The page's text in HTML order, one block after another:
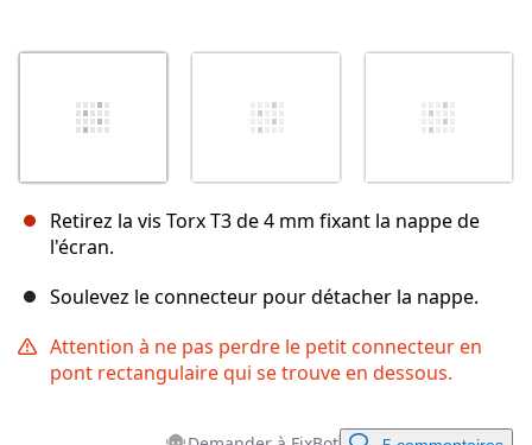
Retirez la vis Torx T3 de 4 mm fixant la nappe de
l'écran.
Soulevez le connecteur pour détacher la nappe.
Attention à ne pas perdre le petit connecteur en
pont rectangulaire qui se trouve en dessous.